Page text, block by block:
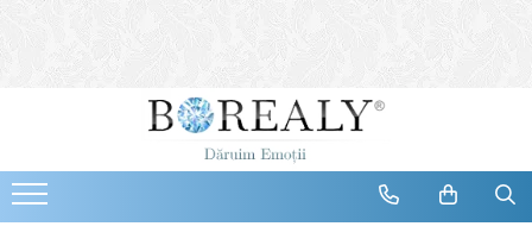
Bijuterii
Cercei
Bratari